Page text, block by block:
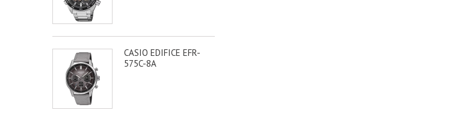
CASIO EDIFICE EFR-
575C-8A